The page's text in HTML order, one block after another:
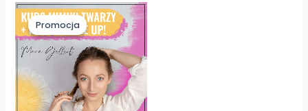
Promocja
Promocja
Pierwotna
cena
wynosiła:
79,00 zł.
Aktualna
cena
wynosi:
39,50 zł.